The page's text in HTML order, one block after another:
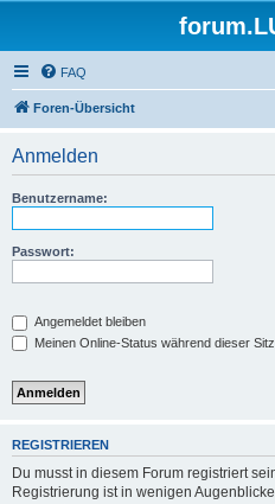
FAQ
Foren-Übersicht
Anmelden
Benutzername:
Passwort:
Angemeldet bleiben
Meinen Online-Status während dieser
REGISTRIEREN
Du musst in diesem Forum registriert
Registrierung ist in wenigen